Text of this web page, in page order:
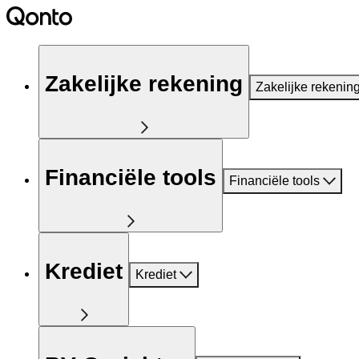
Zakelijke rekening Zakelijke
Financiële tools Financiële tools
Krediet Krediet